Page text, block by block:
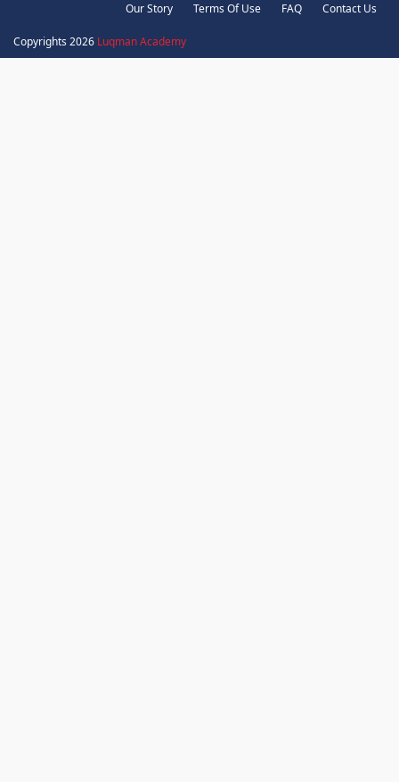
Our Story Terms Of Use FAQ Contact Us
Copyrights 2026 Luqman Academy